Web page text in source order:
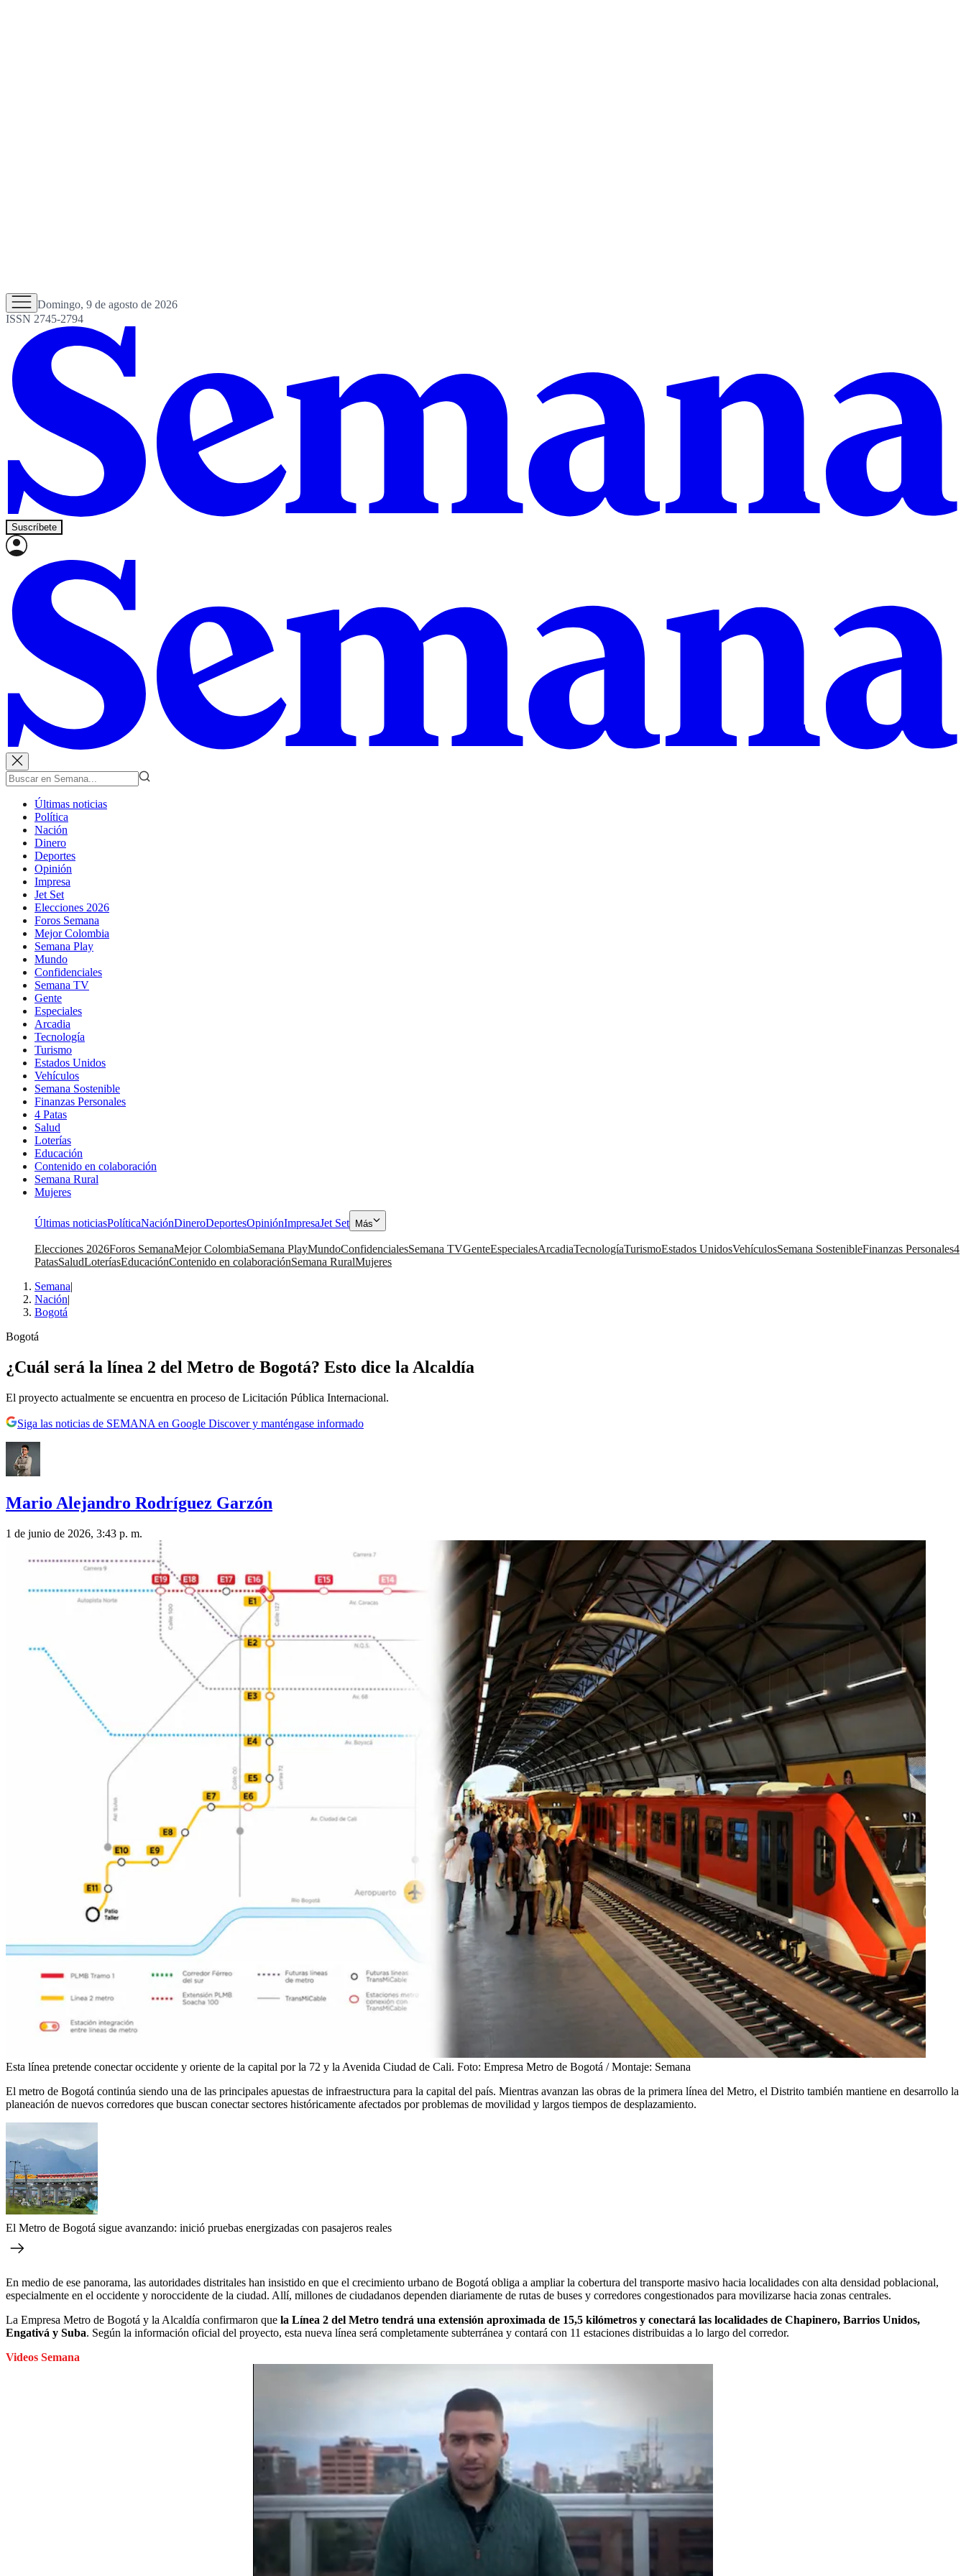
Domingo, 9 de agosto de 2026
ISSN 2745-2794
Suscríbete
Últimas noticias
Política
Nación
Dinero
Deportes
Opinión
Impresa
Jet Set
Elecciones 2026
Foros Semana
Mejor Colombia
Semana Play
Mundo
Confidenciales
Semana TV
Gente
Especiales
Arcadia
Tecnología
Turismo
Estados Unidos
Vehículos
Semana Sostenible
Finanzas Personales
4 Patas
Salud
Loterías
Educación
Contenido en colaboración
Semana Rural
Mujeres
Últimas noticiasPolíticaNaciónDineroDeportesOpiniónImpresaJet Set Más
Elecciones 2026Foros SemanaMejor ColombiaSemana PlayMundoConfidencialesSemana TVGenteEspecialesArcadiaTecnologíaTurismoEstados UnidosVehículosSemana SostenibleFinanzas Personales4
PatasSaludLoteríasEducaciónContenido en colaboraciónSemana RuralMujeres
Semana|
Nación|
Bogotá
Bogotá
¿Cuál será la línea 2 del Metro de Bogotá? Esto dice la Alcaldía
El proyecto actualmente se encuentra en proceso de Licitación Pública Internacional.
Siga las noticias de SEMANA en Google Discover y manténgase informado
Mario Alejandro Rodríguez Garzón
1 de junio de 2026, 3:43 p. m.
Esta línea pretende conectar occidente y oriente de la capital por la 72 y la Avenida Ciudad de Cali. Foto: Empresa Metro de Bogotá / Montaje: Semana
El metro de Bogotá continúa siendo una de las principales apuestas de infraestructura para la capital del país. Mientras avanzan las obras de la primera línea del Metro, el Distrito también mantiene en desarrollo la
planeación de nuevos corredores que buscan conectar sectores históricamente afectados por problemas de movilidad y largos tiempos de desplazamiento.
El Metro de Bogotá sigue avanzando: inició pruebas energizadas con pasajeros reales
En medio de ese panorama, las autoridades distritales han insistido en que el crecimiento urbano de Bogotá obliga a ampliar la cobertura del transporte masivo hacia localidades con alta densidad poblacional,
especialmente en el occidente y noroccidente de la ciudad. Allí, millones de ciudadanos dependen diariamente de rutas de buses y corredores congestionados para movilizarse hacia zonas centrales.
La Empresa Metro de Bogotá y la Alcaldía confirmaron que la Línea 2 del Metro tendrá una extensión aproximada de 15,5 kilómetros y conectará las localidades de Chapinero, Barrios Unidos,
Engativá y Suba. Según la información oficial del proyecto, esta nueva línea será completamente subterránea y contará con 11 estaciones distribuidas a lo largo del corredor.
Videos Semana